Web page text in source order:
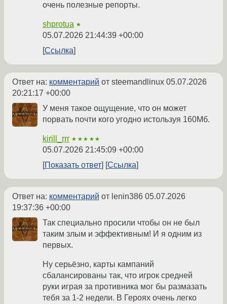
очень полезные репорты.
shprotua ★
05.07.2026 21:44:39 +00:00
Ссылка
Ответ на: комментарий от steemandlinux 05.07.2026
20:21:17 +00:00
У меня такое ощущение, что он может
порвать почти кого угодно истользуя 160Мб.
kirill_rrr ★★★★★
05.07.2026 21:45:09 +00:00
Показать ответ
Ссылка
Ответ на: комментарий от lenin386 05.07.2026
19:37:36 +00:00
Так специально просили чтобы он не был
таким злым и эффективным! И я одним из
первых.
Ну серьёзно, карты кампаний
сбалансированы так, что игрок средней
руки играя за противника мог бы размазать
тебя за 1-2 недели. В Героях очень легко